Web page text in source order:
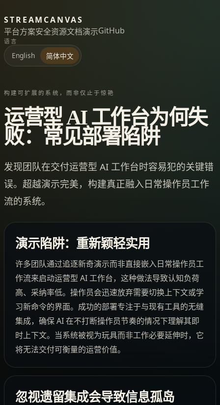
STREAMCANVAS
平台方案安全资源文档演示GitHub
语言
English 简体中文
构建可扩展的系统，而非仅止于惊艳
运营型 AI 工作台为何失
败：常见部署陷阱
发现团队在交付运营型 AI 工作台时容易犯的关键错
误。超越演示完美，构建真正融入日常操作员工作
流的系统。
演示陷阱：重新颖轻实用
许多团队通过追逐新奇演示而非直接嵌入日常操作员工
作流来启动运营型 AI 工作台，这种做法导致认知负荷
高、采纳率低。操作员会迅速放弃需要切换上下文或学
习新命令的界面。成功的部署专注于与现有工具的无缝
集成，确保 AI 在不打断操作员节奏的情况下理解其即
时上下文。当系统被视为玩具而非工作必要延伸时，它
将无法交付可衡量的运营价值。
忽视遗留集成会导致信息孤岛